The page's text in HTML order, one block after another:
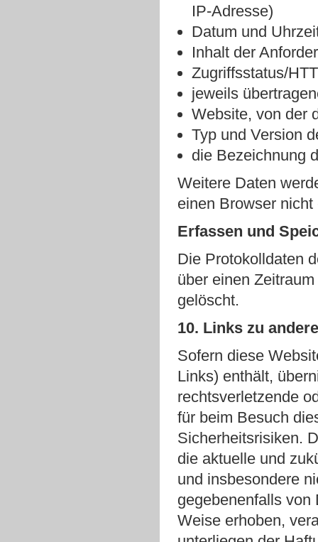
IP-Adresse)
Datum und
Inhalt der
Zugriffsstatus/
jeweils
Website, von der
Typ und Version
die Bezeichnung
Weitere Daten
einen Browser nicht
Erfassen und
Die Protokolldaten
über einen
gelöscht.
10. Links zu
Sofern diese
Links) enthält,
rechtsverletzende
für beim Besuch
Sicherheitsrisiken.
die aktuelle und
und insbesondere
gegebenenfalls von
Weise erhoben,